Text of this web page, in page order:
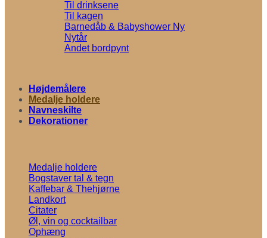
Til drinksene
Til kagen
Barnedåb & Babyshower
Nytår
Andet bordpynt
Højdemålere
Medalje holdere
Navneskilte
Dekorationer
Medalje holdere
Bogstaver tal & tegn
Kaffebar & Thehjørne
Landkort
Citater
Øl, vin og cocktailbar
Ophæng